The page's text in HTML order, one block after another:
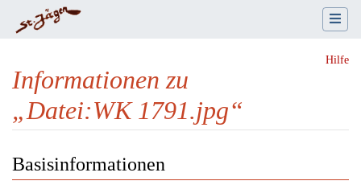
Hilfe
Informationen zu
„Datei:WK 1791.jpg“
Basisinformationen